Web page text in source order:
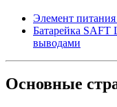
Элемент
Батарейка SAFT
выводами
Основные